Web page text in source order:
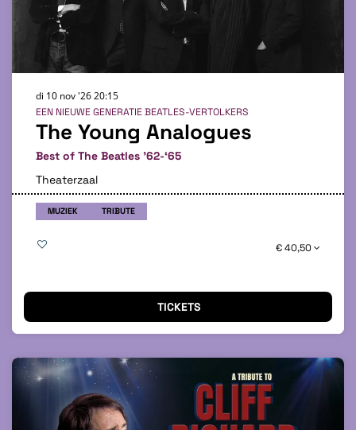
The Young Analogues
Best of The Beatles ’62-‘65
EEN NIEUWE GENERATIE BEATLES-VERTOLKERS
di 10 nov '2620:15
Theaterzaal
MUZIEK TRIBUTE
€ 40,50
TICKETS